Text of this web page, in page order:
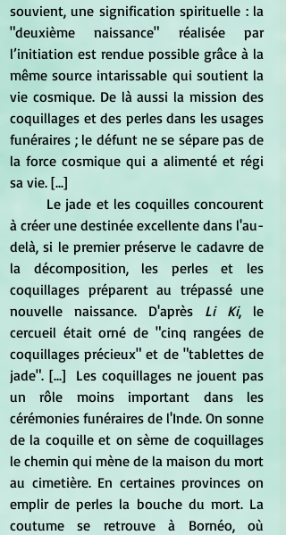
souvient, une signification spirituelle : la
"deuxième naissance" réalisée par
l’initiation est rendue possible grâce à la
même source intarissable qui soutient la
vie cosmique. De là aussi la mission des
coquillages et des perles dans les usages
funéraires ; le défunt ne se sépare pas de
la force cosmique qui a alimenté et régi
sa vie. [...]
à créer une destinée excellente dans l'au-
delà, si le premier préserve le cadavre de
la décomposition, les perles et les
coquillages préparent au trépassé une
nouvelle naissance. D'après Li Ki, le
cercueil était orné de "cinq rangées de
coquillages précieux" et de "tablettes de
jade". [...]  Les coquillages ne jouent pas
un rôle moins important dans les
cérémonies funéraires de l'Inde. On sonne
de la coquille et on sème de coquillages
le chemin qui mène de la maison du mort
au cimetière. En certaines provinces on
emplir de perles la bouche du mort. La
coutume se retrouve à Bornéo, où